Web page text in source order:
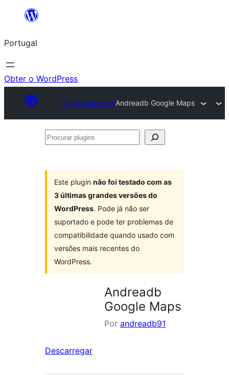
Saltar
o
conteúdo
Portugal
Obter o WordPress
Plugin DirectoryAndreadb Google Maps
Procurar
Este plugin não foi testado com as
3 últimas grandes versões do
WordPress. Pode já não ser
suportado e pode ter problemas de
compatibilidade quando usado com
versões mais recentes do
WordPress.
Andreadb
Google Maps
Por andreadb91
Descarregar